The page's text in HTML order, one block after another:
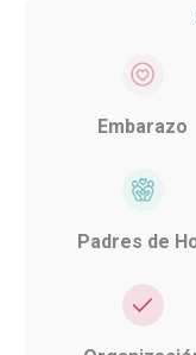
Embarazo
Padres de